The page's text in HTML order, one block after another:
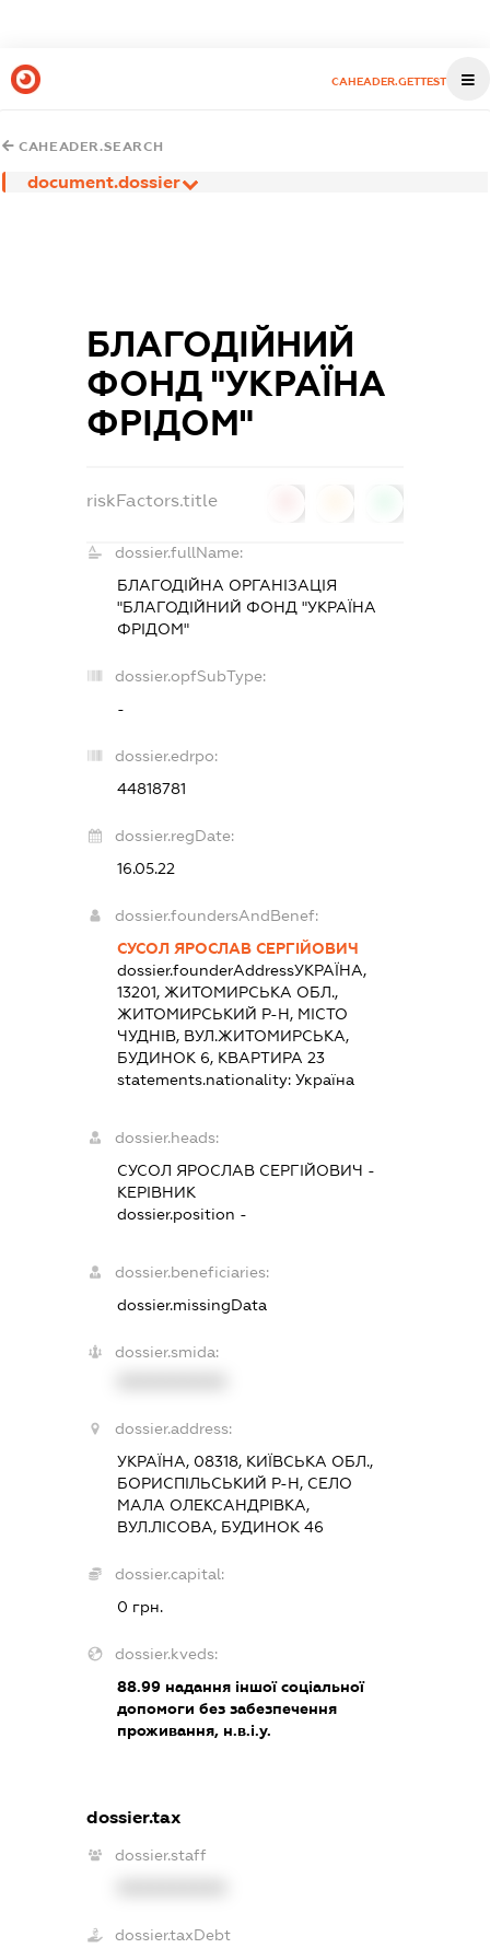
CAHEADER.GETTEST
CAHEADER.SEARCH
document.dossier
БЛАГОДІЙНИЙ
ФОНД "УКРАЇНА
ФРІДОМ"
riskFactors.title
dossier.fullName:
БЛАГОДІЙНА ОРГАНІЗАЦІЯ
"БЛАГОДІЙНИЙ ФОНД "УКРАЇНА
ФРІДОМ"
dossier.opfSubType:
-
dossier.edrpo:
44818781
dossier.regDate:
16.05.22
dossier.foundersAndBenef:
СУСОЛ ЯРОСЛАВ СЕРГІЙОВИЧ
dossier.founderAddressУКРАЇНА,
13201, ЖИТОМИРСЬКА ОБЛ.,
ЖИТОМИРСЬКИЙ Р-Н, МІСТО
ЧУДНІВ, ВУЛ.ЖИТОМИРСЬКА,
БУДИНОК 6, КВАРТИРА 23
statements.nationality:Україна
dossier.heads:
СУСОЛ ЯРОСЛАВ СЕРГІЙОВИЧ -
КЕРІВНИК
dossier.position -
dossier.beneficiaries:
dossier.missingData
dossier.smida:
dossier.address:
УКРАЇНА, 08318, КИЇВСЬКА ОБЛ.,
БОРИСПІЛЬСЬКИЙ Р-Н, СЕЛО
МАЛА ОЛЕКСАНДРІВКА,
ВУЛ.ЛІСОВА, БУДИНОК 46
dossier.capital:
0 грн.
dossier.kveds:
88.99 надання іншої соціальної
допомоги без забезпечення
проживання, н.в.і.у.
dossier.tax
dossier.staff
dossier.taxDebt